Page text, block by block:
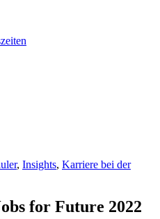
, Insights, Karriere bei der
for Future 2022